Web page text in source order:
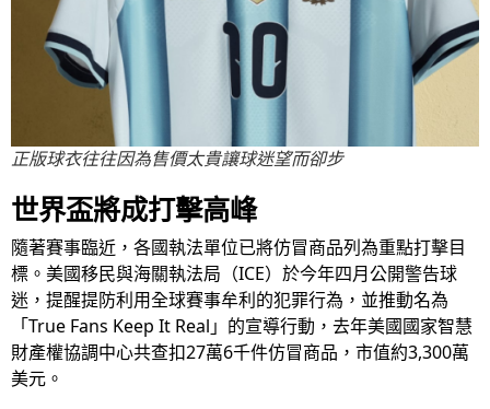
正版球衣往往因為售價太貴讓球迷望而卻步
世界盃將成打擊高峰
隨著賽事臨近，各國執法單位已將仿冒商品列為重點打擊目
標。美國移民與海關執法局（ICE）於今年四月公開警告球
迷，提醒提防利用全球賽事牟利的犯罪行為，並推動名為
「True Fans Keep It Real」的宣導行動，去年美國國家智慧
財產權協調中心共查扣27萬6千件仿冒商品，市值約3,300萬
美元。